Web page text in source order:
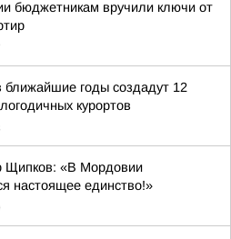
бюджетникам вручили ключи от
ближайшие годы создадут 12
курортов
Щипков: «В Мордовии
настоящее единство!»